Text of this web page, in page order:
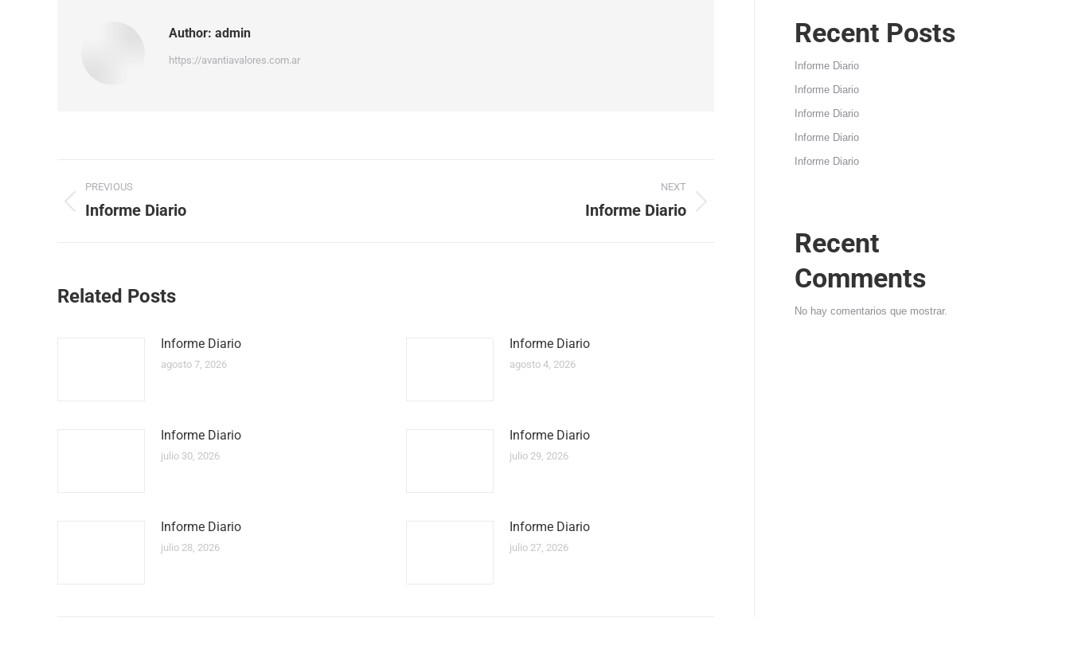
Author: admin
https://avantiavalores.com.ar
PREVIOUS
Informe Diario
NEXT
Informe Diario
Related Posts
Informe Diario
agosto 7, 2026
Informe Diario
agosto 4, 2026
Informe Diario
julio 30, 2026
Informe Diario
julio 29, 2026
Informe Diario
julio 28, 2026
Informe Diario
julio 27, 2026
Recent Posts
Informe Diario
Informe Diario
Informe Diario
Informe Diario
Informe Diario
Recent
Comments
No hay comentarios que mostrar.